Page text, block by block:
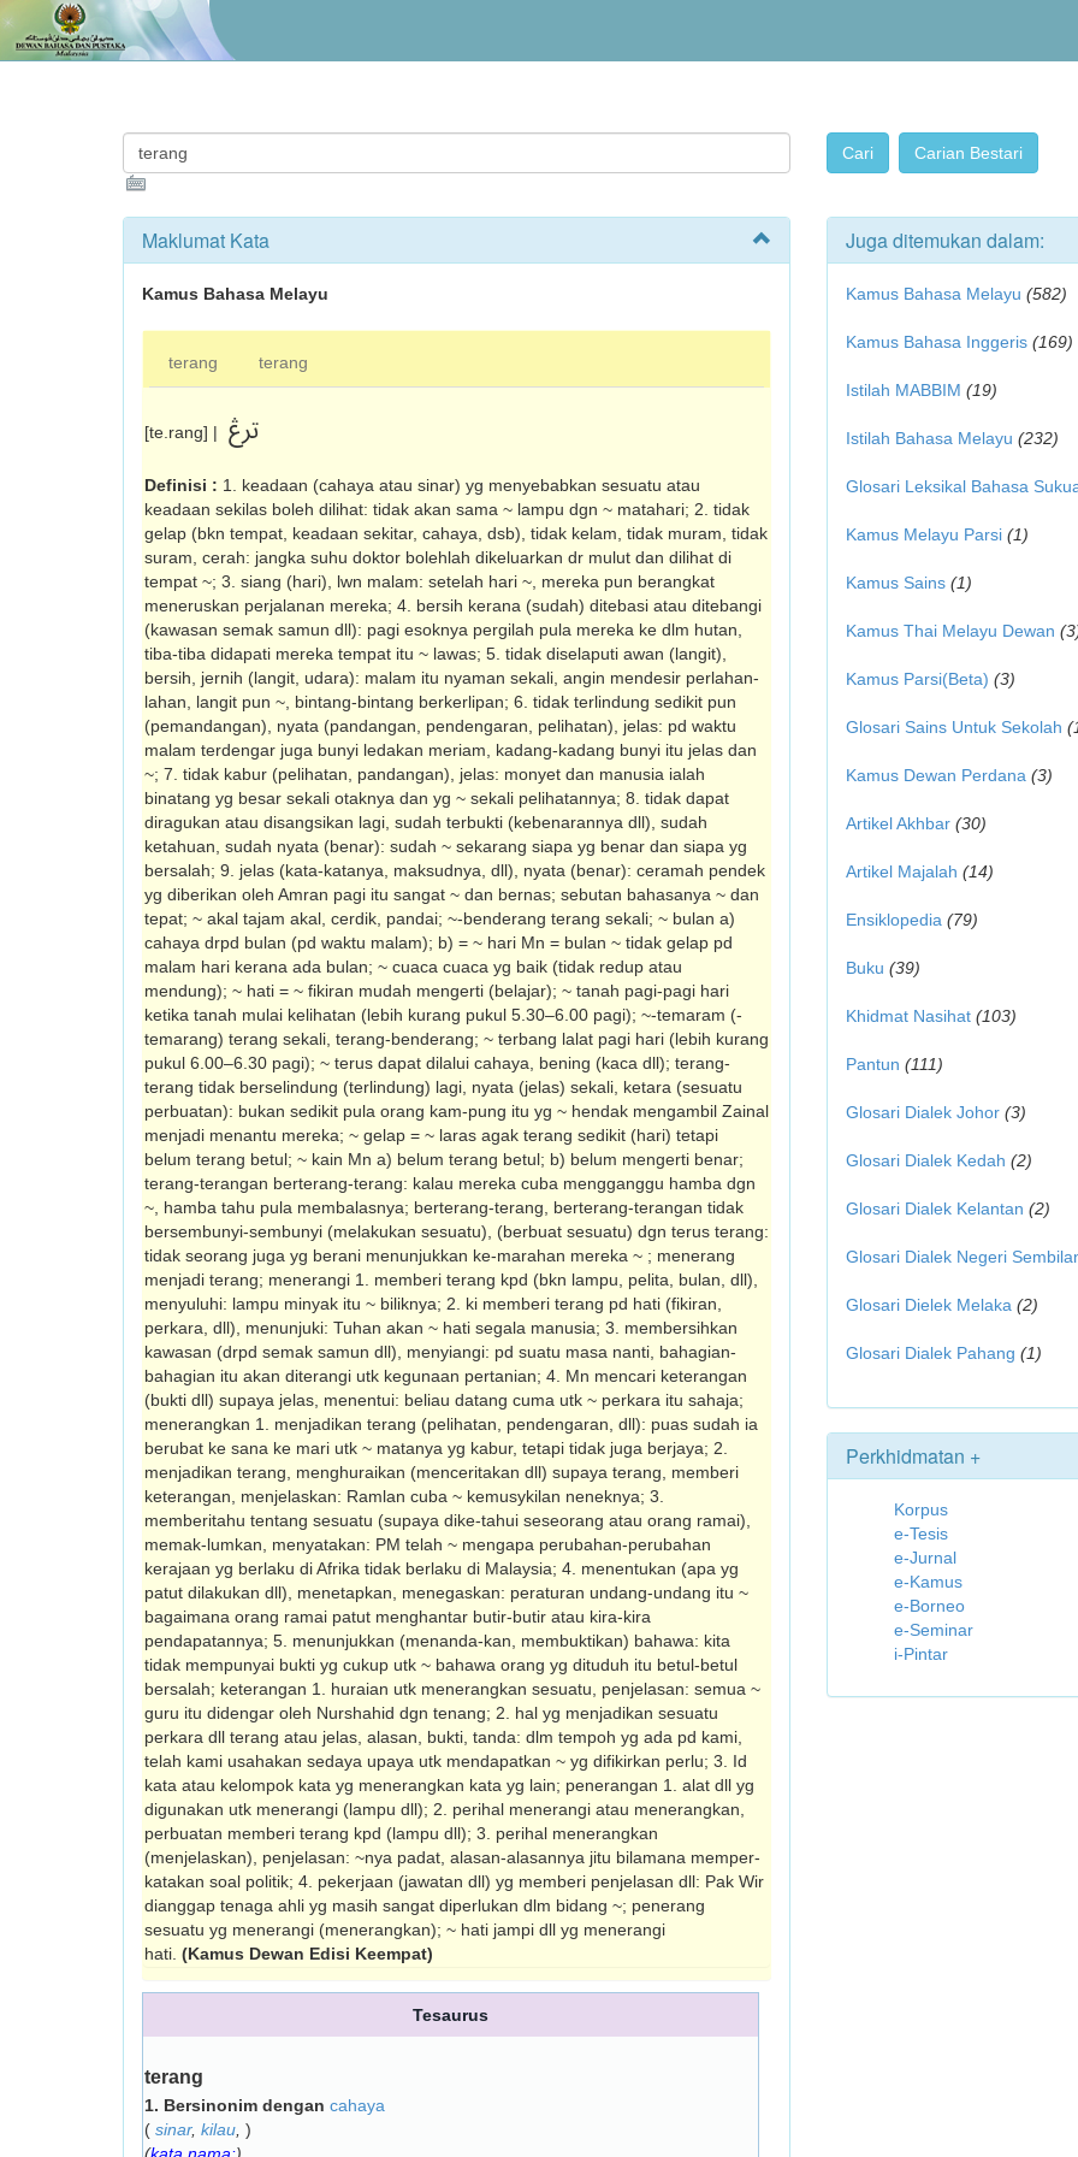
Maklumat Kata
Kamus Bahasa Melayu
terang terang
[te.rang] | ترڠ
Definisi : 1. keadaan (cahaya atau sinar) yg me­nye­babkan sesuatu atau
keadaan sekilas boleh dilihat: tidak akan sama ~ lampu dgn ~ matahari; 2. tidak
gelap (bkn tempat, ke­adaan sekitar, cahaya, dsb), tidak kelam, tidak muram, tidak
suram, cerah: jangka suhu doktor bolehlah dikeluarkan dr mulut dan dilihat di
tempat ~; 3. siang (hari), lwn malam: setelah hari ~, mereka pun berangkat
meneruskan perjalanan mereka; 4. bersih kerana (sudah) ditebasi atau ditebangi
(kawasan semak samun dll): pagi esoknya pergilah pula mereka ke dlm hutan,
tiba-tiba didapati mereka tempat itu ~ lawas; 5. tidak diselaputi awan (langit),
bersih, jernih (langit, udara): malam itu nyaman sekali, angin mendesir perlahan-
lahan, langit pun ~, bintang-bintang berkerlipan; 6. tidak terlindung sedikit pun
(pemandangan), nyata (pandangan, pendengaran, pelihatan), jelas: pd waktu
malam terdengar juga bunyi ledakan meriam, kadang-kadang bunyi itu jelas dan
~; 7. tidak kabur (pelihatan, pan­dangan), jelas: monyet dan manusia ialah
binatang yg besar sekali otaknya dan yg ~ sekali pelihatannya; 8. tidak dapat
diragukan atau disangsikan lagi, sudah terbukti (kebe­narannya dll), sudah
ketahuan, sudah nyata (benar): sudah ~ sekarang siapa yg benar dan siapa yg
bersalah; 9. jelas (kata-kata­nya, maksudnya, dll), nyata (benar): ceramah pendek
yg diberikan oleh Amran pagi itu sangat ~ dan bernas; sebutan bahasanya ~ dan
tepat; ~ akal tajam akal, cerdik, pandai; ~-ben­derang terang sekali; ~ bulan a)
cahaya drpd bulan (pd waktu malam); b) = ~ hari Mn = bulan ~ tidak gelap pd
malam hari kerana ada bulan; ~ cuaca cuaca yg baik (tidak redup atau
mendung); ~ hati = ~ fikiran mudah mengerti (belajar); ~ tanah pagi-pagi hari
ketika tanah mulai kelihatan (lebih kurang pukul 5.30–6.00 pagi); ~-temaram (-
temarang) terang sekali, terang-benderang; ~ terbang lalat pagi hari (lebih kurang
pukul 6.00–6.30 pagi); ~ terus dapat dilalui cahaya, bening (kaca dll); terang-
terang tidak berselindung (terlin­dung) lagi, nyata (jelas) sekali, ketara (sesuatu
perbuatan): bukan sedikit pula orang kam-pung itu yg ~ hendak mengambil Zainal
menjadi menantu mereka; ~ gelap = ~ laras agak terang sedikit (hari) tetapi
belum terang betul; ~ kain Mn a) belum terang betul; b) belum mengerti benar;
terang-terangan berterang-terang: kalau mereka cuba mengganggu hamba dgn
~, hamba tahu pula membalasnya; berterang-terang, berterang-terangan tidak
bersembunyi-sembunyi (melakukan sesuatu), (berbuat sesuatu) dgn terus terang:
tidak seorang juga yg berani menunjukkan ke-marahan mereka ~ ; menerang
menjadi terang; menerangi 1. memberi terang kpd (bkn lampu, pelita, bulan, dll),
menyuluhi: lampu minyak itu ~ biliknya; 2. ki memberi terang pd hati (fikiran,
perkara, dll), menunjuki: Tuhan akan ~ hati segala manusia; 3. mem­bersihkan
kawasan (drpd semak samun dll), menyiangi: pd suatu masa nanti, bahagian-
bahagian itu akan diterangi utk kegunaan pertanian; 4. Mn mencari keterangan
(bukti dll) supaya jelas, menentui: beliau datang cuma utk ~ perkara itu sahaja;
menerangkan 1. menjadikan terang (pelihatan, pendengaran, dll): puas sudah ia
ber­ubat ke sana ke mari utk ~ matanya yg kabur, tetapi tidak juga berjaya; 2.
men­jadikan terang, menghuraikan (menceritakan dll) supaya terang, memberi
keterangan, menjelaskan: Ramlan cuba ~ kemusykilan neneknya; 3.
memberitahu tentang sesuatu (supaya dike-tahui seseorang atau orang ramai),
memak-lumkan, menyatakan: PM telah ~ mengapa perubahan-perubahan
kerajaan yg berlaku di Afrika tidak berlaku di Malaysia; 4. menentukan (apa yg
patut dilakukan dll), menetapkan, menegaskan: per­aturan undang-undang itu ~
bagaimana orang ramai patut menghantar butir-butir atau kira-kira
pendapatannya; 5. menun­jukkan (menanda-kan, membuktikan) bahawa: kita
tidak mempunyai bukti yg cukup utk ~ bahawa orang yg dituduh itu betul-betul
bersalah; keterangan 1. huraian utk menerangkan sesuatu, penjelasan: semua ~
guru itu didengar oleh Nurshahid dgn tenang; 2. hal yg menjadikan sesuatu
perkara dll terang atau jelas, alasan, bukti, tanda: dlm tempoh yg ada pd kami,
telah kami usahakan sedaya upaya utk mendapatkan ~ yg difikirkan perlu; 3. Id
kata atau kelompok kata yg mene­rangkan kata yg lain; penerangan 1. alat dll yg
digunakan utk mene­rangi (lampu dll); 2. perihal menerangi atau menerangkan,
perbuatan memberi terang kpd (lampu dll); 3. perihal menerangkan
(menjelaskan), penjelasan: ~nya padat, alasan-alasannya jitu bilamana memper­
katakan soal politik; 4. pekerjaan (jawatan dll) yg memberi penjelasan dll: Pak Wir
di­anggap tenaga ahli yg masih sangat diperlu­kan dlm bidang ~; penerang
sesuatu yg menerangi (menerang­kan); ~ hati jampi dll yg menerangi
hati. (Kamus Dewan Edisi Keempat)
Tesaurus
terang
1. Bersinonim dengan cahaya
( sinar, kilau )
Juga ditemukan dalam:
Kamus Bahasa Melayu (582)
Kamus Bahasa Inggeris (169)
Istilah MABBIM (19)
Istilah Bahasa Melayu (232)
Glosari Leksikal Bahasa
Kamus Melayu Parsi (1)
Kamus Sains (1)
Kamus Thai Melayu Dewan
Kamus Parsi(Beta) (3)
Glosari Sains Untuk Sekolah
Kamus Dewan Perdana (3)
Artikel Akhbar (30)
Artikel Majalah (14)
Ensiklopedia (79)
Buku (39)
Khidmat Nasihat (103)
Pantun (111)
Glosari Dialek Johor (3)
Glosari Dialek Kedah (2)
Glosari Dialek Kelantan (2)
Glosari Dialek Negeri
Glosari Dielek Melaka (2)
Glosari Dialek Pahang (1)
Perkhidmatan +
Korpus
e-Tesis
e-Jurnal
e-Kamus
e-Borneo
e-Seminar
i-Pintar